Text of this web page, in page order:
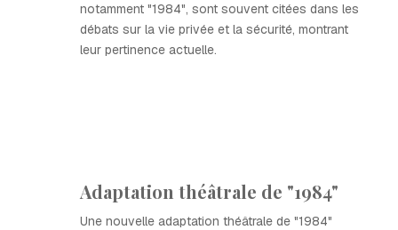
notamment "1984", sont souvent citées dans les
débats sur la vie privée et la sécurité, montrant
leur pertinence actuelle.
Adaptation théâtrale de "1984"
Une nouvelle adaptation théâtrale de "1984"